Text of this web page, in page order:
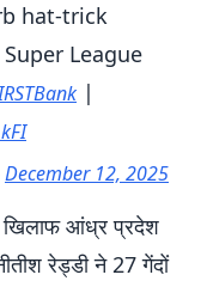
hat-trick
League
|
December 12, 2025
खिलाफ आंध्र प्रदेश
रेड्डी ने 27 गेंदों